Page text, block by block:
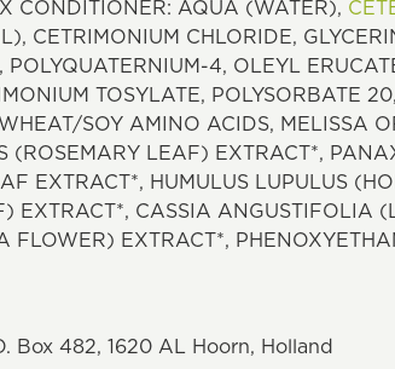
CONDITIONER: AQUA (WATER),
CETRIMONIUM CHLORIDE,
4, OLEYL
TOSYLATE, POLYSORBATE
SOY AMINO ACIDS, MELISSA
(ROSEMARY LEAF) EXTRACT*,
EXTRACT*, HUMULUS LUPULUS
EXTRACT*, CASSIA ANGUSTIFOLIA
FLOWER) EXTRACT*,
Box 482, 1620 AL Hoorn, Holland